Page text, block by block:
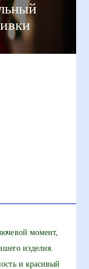
момент,
изделия.
и красивый